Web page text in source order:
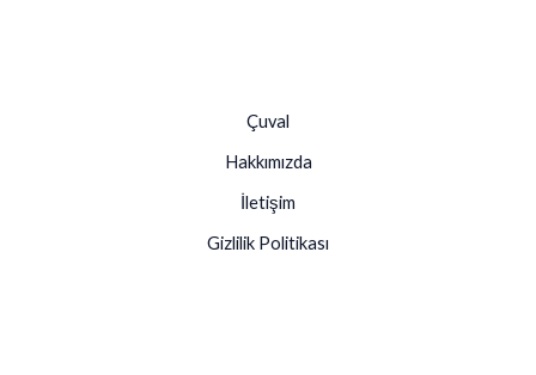
Çuval
Hakkımızda
İletişim
Gizlilik Politikası